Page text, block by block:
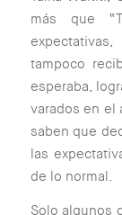
más que
tampoco
esperaba,
varados en el
saben que
las
de lo normal.
Solo algunos